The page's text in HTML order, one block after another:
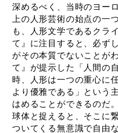
深めるべく、当時のヨー
上の人形芸術の始点の一
も、人形文学であるクラ
て』に注目すると、必ず
がその本質でないことが
て』が提示した「人間の
時、人形は一つの重心に
より優雅である」という
はめることができるのだ
球体と捉えると、そこに
ついてくる無意識で自由